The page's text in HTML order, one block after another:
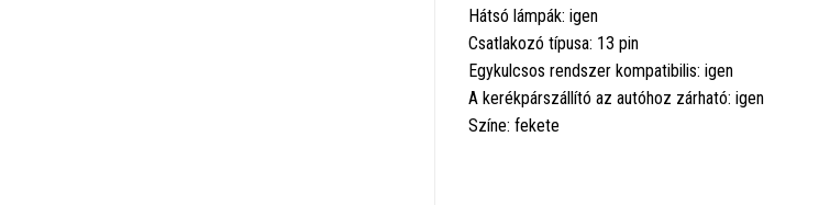
Hátsó lámpák: igen
Csatlakozó típusa: 13 pin
Egykulcsos rendszer kompatibilis: igen
A kerékpárszállító az autóhoz zárható: igen
Színe: fekete